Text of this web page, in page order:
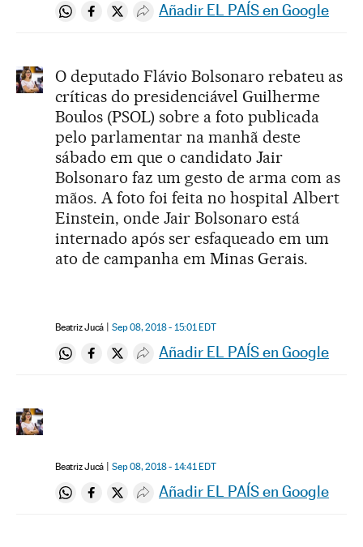
Compartir en Whatsapp
Compartir en Facebook
Compartir en Twitter
Desplegar Redes Sociales
Añadir EL PAÍS en Google
O deputado Flávio Bolsonaro rebateu as
críticas do presidenciável Guilherme
Boulos (PSOL) sobre a foto publicada
pelo parlamentar na manhã deste
sábado em que o candidato Jair
Bolsonaro faz um gesto de arma com as
mãos. A foto foi feita no hospital Albert
Einstein, onde Jair Bolsonaro está
internado após ser esfaqueado em um
ato de campanha em Minas Gerais.
Beatriz Jucá Sep 08, 2018 - 15:01 EDT
Compartir en Whatsapp
Compartir en Facebook
Compartir en Twitter
Desplegar Redes Sociales
Añadir EL PAÍS en Google
Beatriz Jucá Sep 08, 2018 - 14:41 EDT
Compartir en Whatsapp
Compartir en Facebook
Compartir en Twitter
Desplegar Redes Sociales
Añadir EL PAÍS en Google